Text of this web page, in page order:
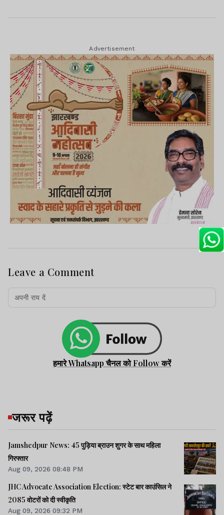
Advertisement
Leave a Comment
हमारे Whatsapp चैनल को Follow करें
जरूर पढ़ें
Jamshedpur News: 45 पुड़िया ब्राउन शुगर के साथ महिला
गिरफ्तार
Aug 09, 2026 08:48 PM
JHC Advocate Association Election: स्टेट बार काउंसिल ने
2085 वोटरों को दी स्वीकृति
Aug 09, 2026 09:32 PM